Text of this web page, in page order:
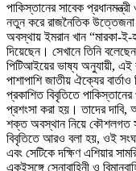
পাকিস্তানের সাবেক
নতুন করে রাজনৈতিক উত্তেজনা
অবস্থায় ইমরান খান “মারকা-ই-
দিয়েছেন। সেখানে তিনি
পিটিআইয়ের ভাষ্য অনুযায়ী, এই
পাশাপাশি জাতীয় ঐক্যের
প্রকাশিত বিবৃতিতে পাকিস্তানের
প্রশংসা করা হয়। তাদের দাবি,
শক্ত অবস্থান নিয়ে কৌশলগত
বিবৃতিতে আরও বলা হয়, ওই
এবং সেটিকে দক্ষিণ এশিয়ার
একইসঙ্গে সেনাবাহিনী ও